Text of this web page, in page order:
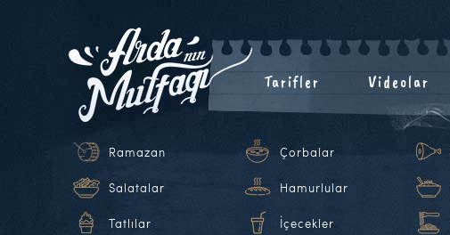
Tarifler Videolar
Ramazan Çorbalar
Salatalar Hamurlular
Tatlılar İçecekler